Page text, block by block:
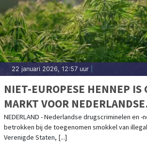
22 januari 2026, 12:57 uur
NIET-EUROPESE HENNEP IS
MARKT VOOR NEDERLANDSE
DRUGSCRIMINELEN
NEDERLAND - Nederlandse drugscriminelen en
betrokken bij de toegenomen smokkel van
Verenigde Staten, [...]